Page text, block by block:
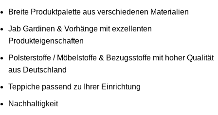
Breite Produktpalette aus verschiedenen Materialien
Jab Gardinen & Vorhänge mit exzellenten
Produkteigenschaften
Polsterstoffe / Möbelstoffe & Bezugsstoffe mit hoher Qualität
aus Deutschland
Teppiche passend zu Ihrer Einrichtung
Nachhaltigkeit